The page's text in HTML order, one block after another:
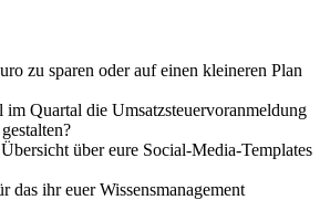
zu sparen oder auf einen kleineren Plan
Quartal die Umsatzsteuervoranmeldung
über eure Social-Media-Templates
ihr euer Wissensmanagement